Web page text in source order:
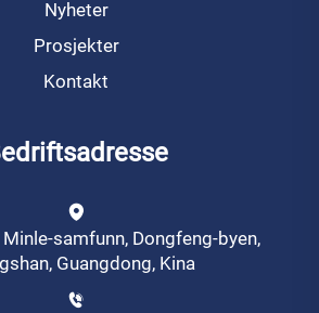
Nyheter
Prosjekter
Kontakt
samfunn, Dongfeng-byen,
Guangdong, Kina